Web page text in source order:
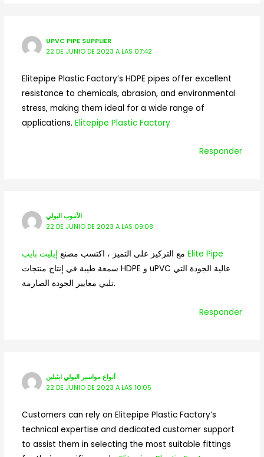
UPVC PIPE SUPPLIER
22 DE JUNIO DE 2023 A LAS 07:42
Elitepipe Plastic Factory’s HDPE pipes offer excellent
resistance to chemicals, abrasion, and environmental
stress, making them ideal for a wide range of
applications. Elitepipe Plastic Factory
Responder
الأنبوب البولي
22 DE JUNIO DE 2023 A LAS 09:08
مع التركيز على التميز ، اكتسب مصنع إيليت بايب Elite Pipe
سمعة طيبة في إنتاج منتجات HDPE و uPVC عالية الجودة التي
تلبي معايير الجودة الصارمة.
Responder
أنواع مواسير البولي ايثيلين
22 DE JUNIO DE 2023 A LAS 10:05
Customers can rely on Elitepipe Plastic Factory’s
technical expertise and dedicated customer support
to assist them in selecting the most suitable fittings